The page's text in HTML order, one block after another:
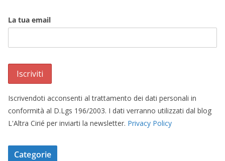
La tua email
Iscrivendoti acconsenti al trattamento dei dati personali in
conformità al D.Lgs 196/2003. I dati verranno utilizzati dal blog
L'Altra Cirié per inviarti la newsletter. Privacy Policy
Categorie